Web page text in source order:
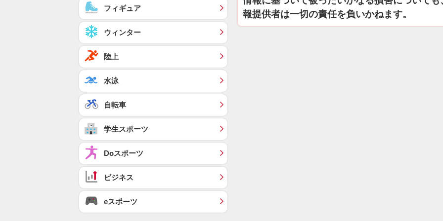
報提供者は一切の責任を負いかねます。
フィギュア
ウィンター
陸上
水泳
自転車
学生スポーツ
Doスポーツ
ビジネス
eスポーツ